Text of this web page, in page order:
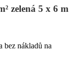
zelená 5 x 6 m
nákladů na